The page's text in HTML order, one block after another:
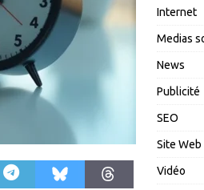
Internet
Medias
News
Publicité
SEO
Site Web
Vidéo